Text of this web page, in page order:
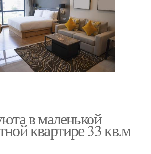
в маленькой
квартире 33 кв.м